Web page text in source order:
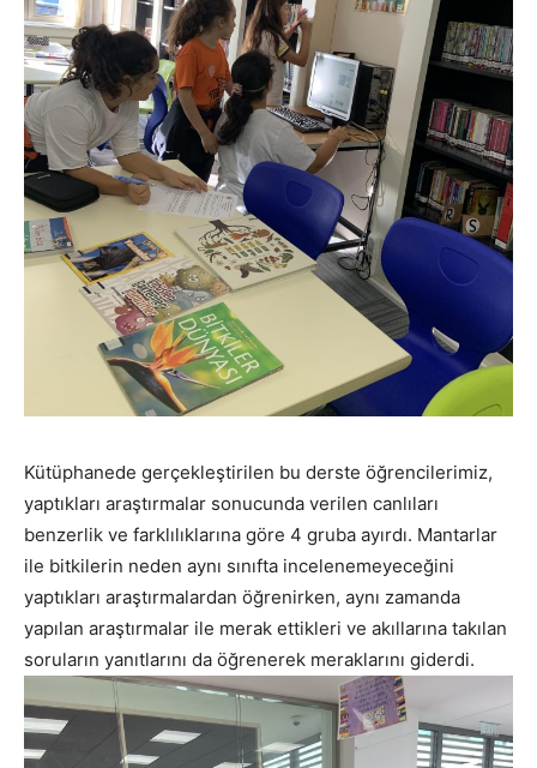
Kütüphanede gerçekleştirilen bu derste öğrencilerimiz,
yaptıkları araştırmalar sonucunda verilen canlıları
benzerlik ve farklılıklarına göre 4 gruba ayırdı. Mantarlar
ile bitkilerin neden aynı sınıfta incelenemeyeceğini
yaptıkları araştırmalardan öğrenirken, aynı zamanda
yapılan araştırmalar ile merak ettikleri ve akıllarına takılan
soruların yanıtlarını da öğrenerek meraklarını giderdi.